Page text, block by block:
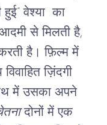
वेश्या  का
से मिलती है,
है। फ़िल्म में
ज़िंदगी
में उसका अपने
दोनों में एक